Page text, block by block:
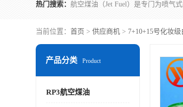
热门搜索：
当前位置： 首页 > 供应商机 > 7+10+15号化妆级
产品分类 Product
RP3航空煤油